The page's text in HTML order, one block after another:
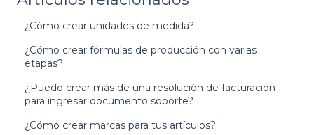
¿Cómo crear unidades de medida?
¿Cómo crear fórmulas de producción con varias
etapas?
¿Puedo crear más de una resolución de facturación
para ingresar documento soporte?
¿Cómo crear marcas para tus artículos?